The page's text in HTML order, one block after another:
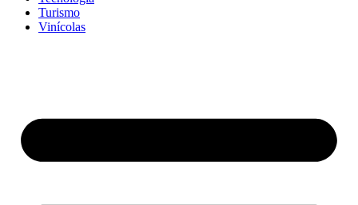
Turismo
Vinícolas